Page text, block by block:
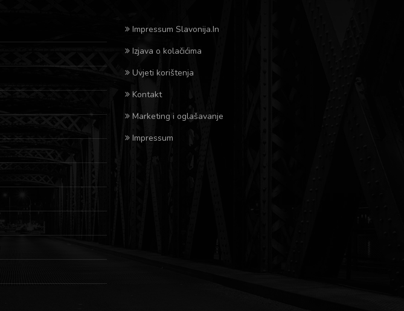
Impressum Slavonija.In
Izjava o kolačićima
Uvjeti korištenja
Kontakt
Marketing i oglašavanje
Impressum